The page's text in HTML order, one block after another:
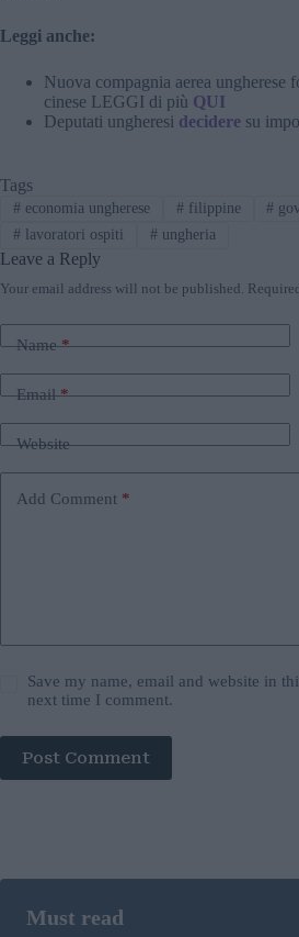
Leggi anche:
Nuova compagnia aerea ungherese
cinese LEGGI di più QUI
Deputati ungheresi decidere su
Tags
#economia ungherese #filippine #
#lavoratori ospiti #ungheria
Leave a Reply
Your email address will not be published.
Name*
Email*
Website
Add Comment *
Save my name, email and website in
next time I comment.
Post Comment